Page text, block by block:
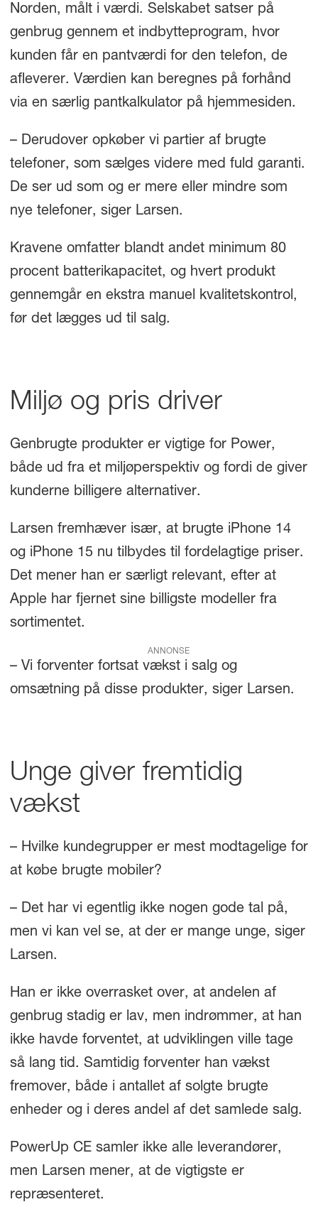
Norden, målt i værdi. Selskabet satser på
genbrug gennem et indbytteprogram, hvor
kunden får en pantværdi for den telefon, de
afleverer. Værdien kan beregnes på forhånd
via en særlig pantkalkulator på hjemmesiden.
– Derudover opkøber vi partier af brugte
telefoner, som sælges videre med fuld garanti.
De ser ud som og er mere eller mindre som
nye telefoner, siger Larsen.
Kravene omfatter blandt andet minimum 80
procent batterikapacitet, og hvert produkt
gennemgår en ekstra manuel kvalitetskontrol,
før det lægges ud til salg.
Miljø og pris driver
Genbrugte produkter er vigtige for Power,
både ud fra et miljøperspektiv og fordi de giver
kunderne billigere alternativer.
Larsen fremhæver især, at brugte iPhone 14
og iPhone 15 nu tilbydes til fordelagtige priser.
Det mener han er særligt relevant, efter at
Apple har fjernet sine billigste modeller fra
sortimentet.
ANNONSE
– Vi forventer fortsat vækst i salg og
omsætning på disse produkter, siger Larsen.
Unge giver fremtidig
vækst
– Hvilke kundegrupper er mest modtagelige for
at købe brugte mobiler?
– Det har vi egentlig ikke nogen gode tal på,
men vi kan vel se, at der er mange unge, siger
Larsen.
Han er ikke overrasket over, at andelen af
genbrug stadig er lav, men indrømmer, at han
ikke havde forventet, at udviklingen ville tage
så lang tid. Samtidig forventer han vækst
fremover, både i antallet af solgte brugte
enheder og i deres andel af det samlede salg.
PowerUp CE samler ikke alle leverandører,
men Larsen mener, at de vigtigste er
repræsenteret.